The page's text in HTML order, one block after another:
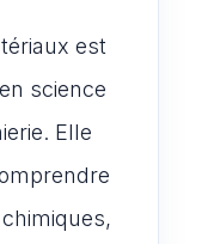
l
di
t
est
science
Elle